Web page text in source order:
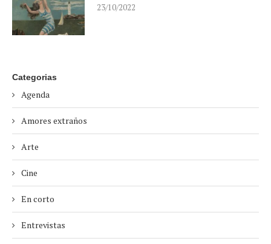
23/10/2022
Categorias
Agenda
Amores extraños
Arte
Cine
En corto
Entrevistas